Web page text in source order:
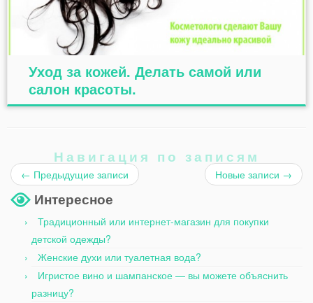
Уход за кожей. Делать самой или
салон красоты.
Навигация по записям
← Предыдущие записи Новые записи →
Интересное
Традиционный или интернет-магазин для покупки
детской одежды?
Женские духи или туалетная вода?
Игристое вино и шампанское — вы можете объяснить
разницу?